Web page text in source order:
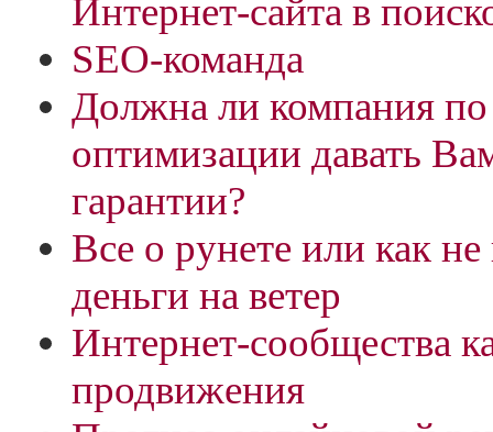
Интернет-сайта в
SEO-команда
Должна ли компания
оптимизации давать
гарантии?
Все о рунете или как
деньги на ветер
Интернет-сообщества
продвижения